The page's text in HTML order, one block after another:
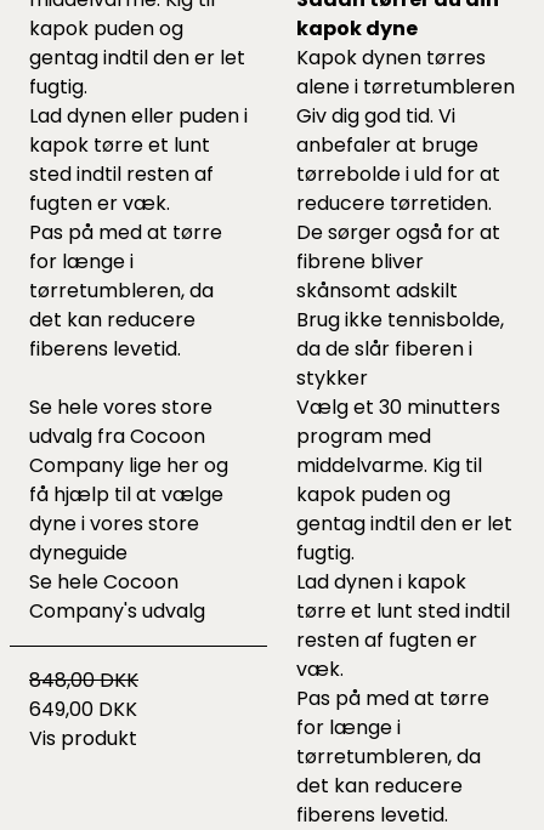
kapok puden og
gentag indtil den er let
fugtig.
Lad dynen eller puden i
kapok tørre et lunt
sted indtil resten af
fugten er væk.
Pas på med at tørre
for længe i
tørretumbleren, da
det kan reducere
fiberens levetid.
Se hele vores store
udvalg fra Cocoon
Company lige herog
få hjælp til at vælge
dyne i voresstore
dyneguide
Se heleCocoon
Company's udvalg
848,00 DKK
649,00 DKK
Vis produkt
kapok dyne
Kapok dynen tørres
alene i tørretumbleren
Giv dig god tid. Vi
anbefaler at bruge
tørreboldei uld for at
reducere tørretiden.
De sørger også for at
fibrene bliver
skånsomt adskilt
Brug ikke tennisbolde,
da de slår fiberen i
stykker
Vælg et 30 minutters
program med
middelvarme. Kig til
kapok puden og
gentag indtil den er let
fugtig.
Lad dynen i kapok
tørre et lunt sted indtil
resten af fugten er
væk.
Pas på med at tørre
for længe i
tørretumbleren, da
det kan reducere
fiberens levetid.